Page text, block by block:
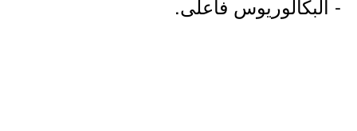
- البكالوريوس فأعلى.